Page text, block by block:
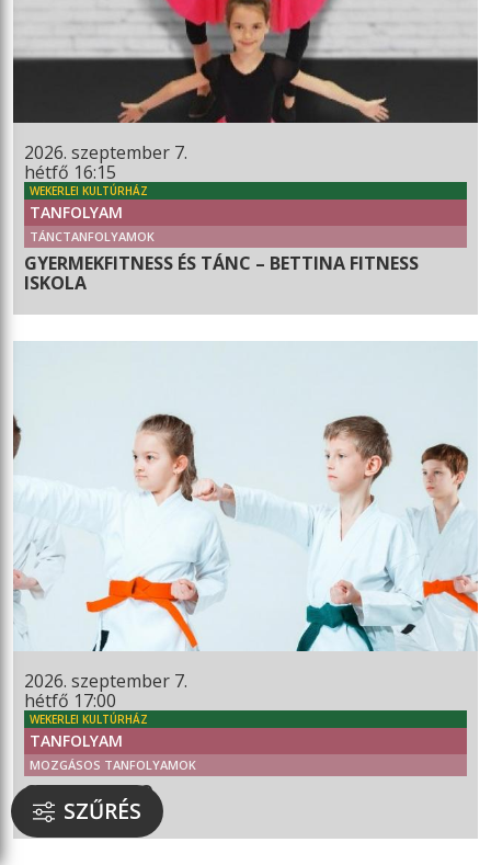
2026. szeptember 7.
hétfő 16:15
WEKERLEI KULTÚRHÁZ
TANFOLYAM
TÁNCTANFOLYAMOK
GYERMEKFITNESS ÉS TÁNC – BETTINA FITNESS
ISKOLA
2026. szeptember 7.
hétfő 17:00
WEKERLEI KULTÚRHÁZ
TANFOLYAM
MOZGÁSOS TANFOLYAMOK
GYEREK KEMPO
6 ÉVES KORTÓL
SZŰRÉS